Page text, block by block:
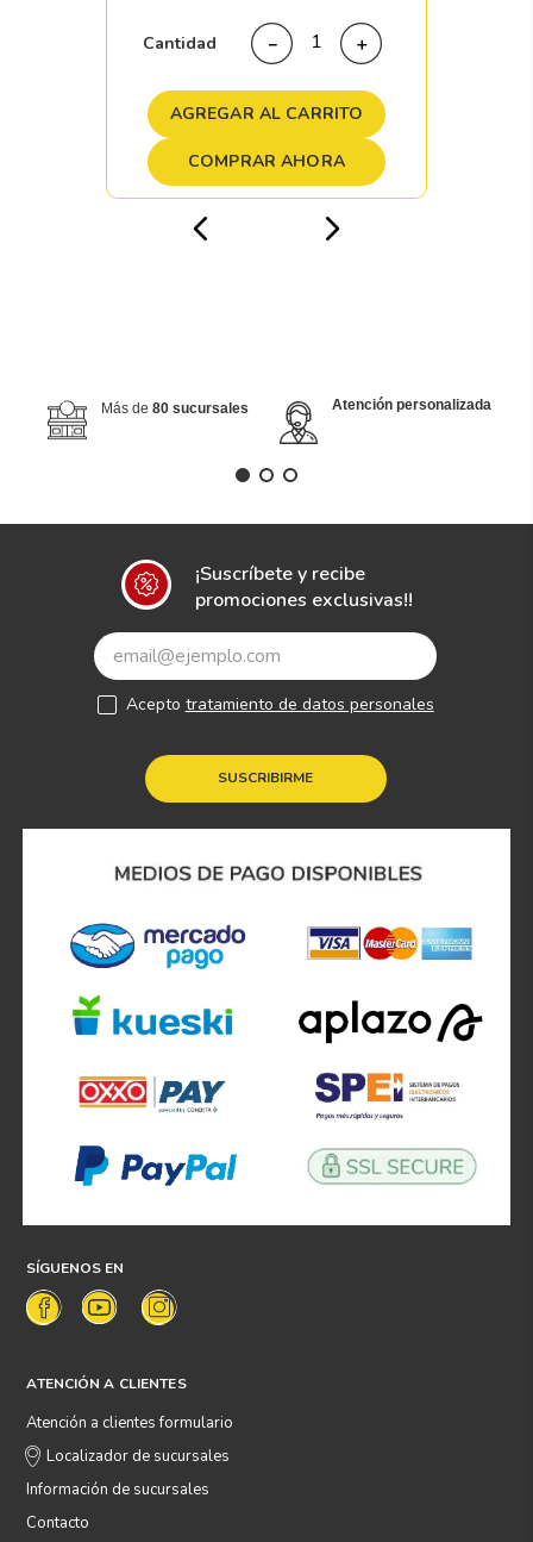
Cantidad ＋
－
AGREGAR AL CARRITO
COMPRAR AHORA
Más de 80 sucursales Atención personalizada
¡Suscríbete y recibe
promociones exclusivas!!
SUSCRIBIRME
Acepto tratamiento de datos personales
SÍGUENOS EN
ATENCIÓN A CLIENTES
Atención a clientes formulario
Localizador de sucursales
Información de sucursales
Contacto